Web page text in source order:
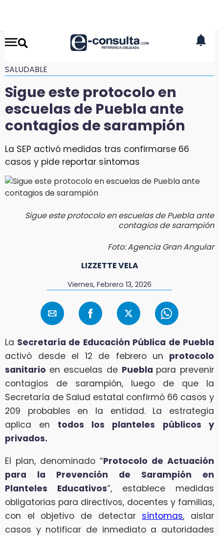
SALUDABLE
Sigue este protocolo en
escuelas de Puebla ante
contagios de sarampión
La SEP activó medidas tras confirmarse 66
casos y pide reportar síntomas
Sigue este protocolo en escuelas de Puebla ante
contagios de sarampión
Foto: Agencia Gran Angular
LIZZETTE VELA
Viernes, Febrero 13, 2026
La Secretaría de Educación Pública de Puebla
activó desde el 12 de febrero un protocolo
sanitario en escuelas de Puebla para prevenir
contagios de sarampión, luego de que la
Secretaría de Salud estatal confirmó 66 casos y
209 probables en la entidad. La estrategia
aplica en todos los planteles públicos y
privados.
El plan, denominado “Protocolo de Actuación
para la Prevención de Sarampión en
Planteles Educativos”, establece medidas
obligatorias para directivos, docentes y familias,
con el objetivo de detectar síntomas, aislar
casos y notificar de inmediato a autoridades